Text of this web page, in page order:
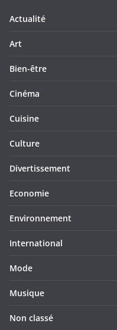
Actualité
Art
Bien-être
Cinéma
Cuisine
Culture
Divertissement
Economie
Environnement
International
Mode
Musique
Non classé